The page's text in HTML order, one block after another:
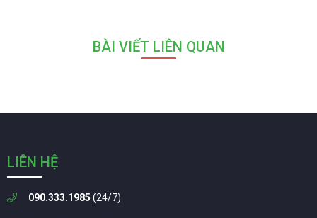
BÀI VIẾT LIÊN QUAN
LIÊN HỆ
090.333.1985 (24/7)